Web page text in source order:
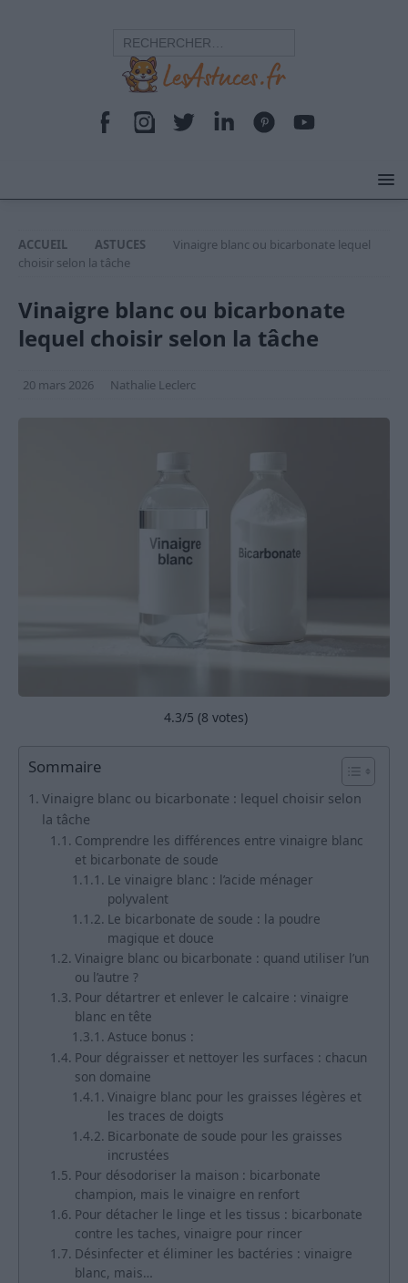
ACCUEIL ASTUCES
Vinaigre blanc ou bicarbonate lequel
choisir selon la tâche
Vinaigre blanc ou bicarbonate
lequel choisir selon la tâche
20 mars 2026 Nathalie Leclerc
4.3/5 (8 votes)
Sommaire
Vinaigre blanc ou bicarbonate : lequel choisir selon
la tâche
Comprendre les différences entre vinaigre blanc
et bicarbonate de soude
Le vinaigre blanc : l’acide ménager
polyvalent
Le bicarbonate de soude : la poudre
magique et douce
Vinaigre blanc ou bicarbonate : quand utiliser l’un
ou l’autre ?
Pour détartrer et enlever le calcaire : vinaigre
blanc en tête
Astuce bonus :
Pour dégraisser et nettoyer les surfaces : chacun
son domaine
Vinaigre blanc pour les graisses légères et
les traces de doigts
Bicarbonate de soude pour les graisses
incrustées
Pour désodoriser la maison : bicarbonate
champion, mais le vinaigre en renfort
Pour détacher le linge et les tissus : bicarbonate
contre les taches, vinaigre pour rincer
Désinfecter et éliminer les bactéries : vinaigre
blanc, mais…